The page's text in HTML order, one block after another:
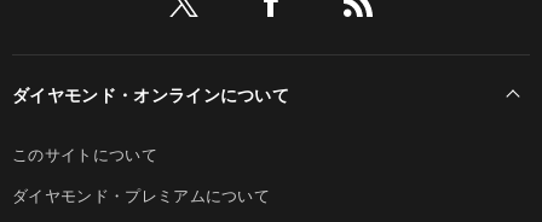
ダイヤモンド・オンラインについて
このサイトについて
ダイヤモンド・プレミアムについて